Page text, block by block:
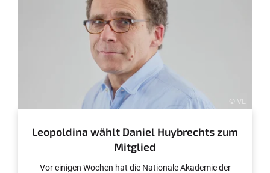
Forschungsgemeinschaft (DFG) mit bis zu 1,3 Millionen
Euro gefördert.
© VL
Leopoldina wählt Daniel Huybrechts zum
Mitglied
Vor einigen Wochen hat die Nationale Akademie der